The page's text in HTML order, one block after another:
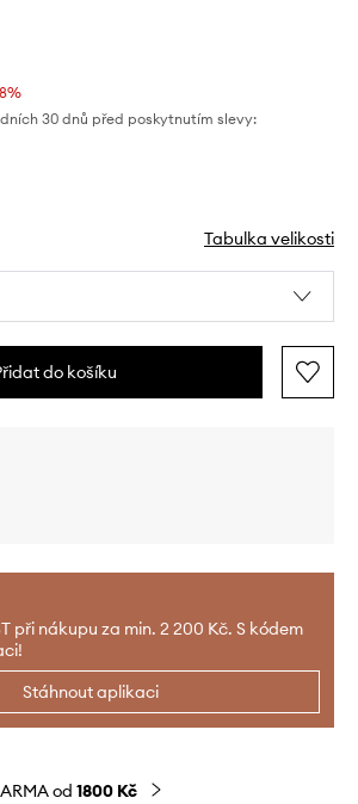
30 dnů před poskytnutím slevy:
Tabulka velikosti
do košíku
při nákupu za min. 2 200 Kč. S kódem
Stáhnout aplikaci
od 1800 Kč